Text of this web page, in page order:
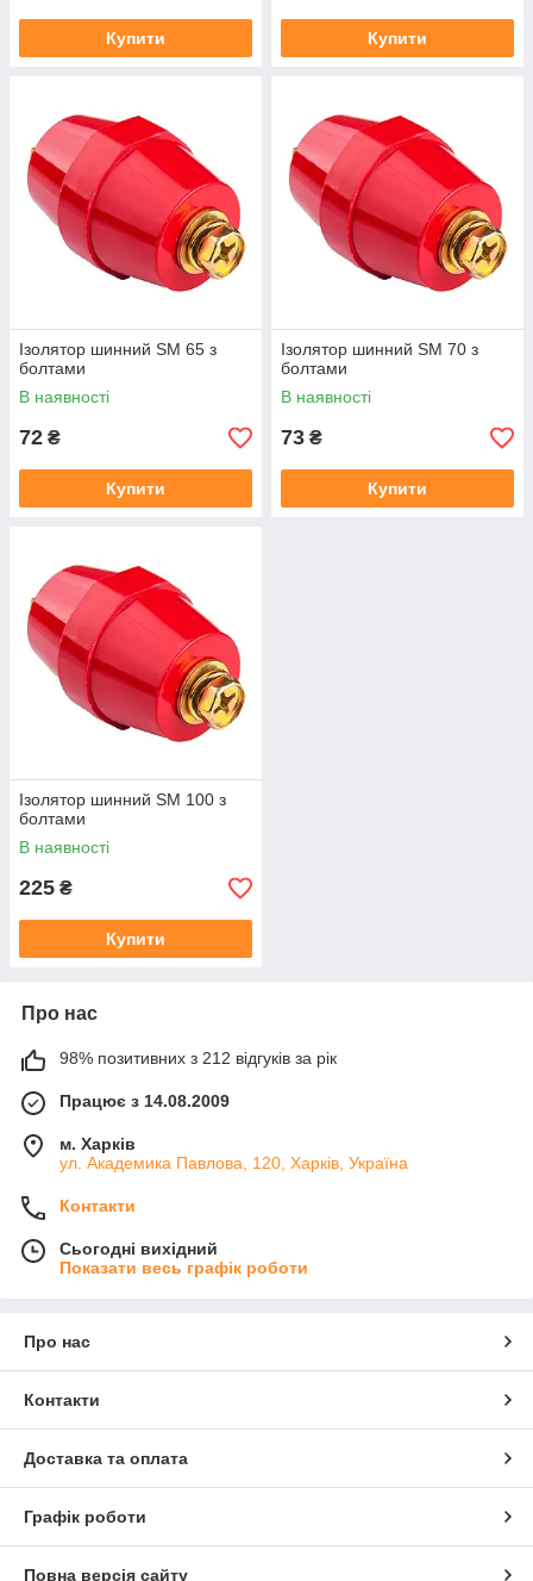
Купити Купити
Ізолятор шинний SM 65 з
болтами
В наявності
72 ₴
Купити
Ізолятор шинний SM 70 з
болтами
В наявності
73 ₴
Купити
Ізолятор шинний SM 100 з
болтами
В наявності
225 ₴
Купити
Про нас
98% позитивних з 212 відгуків за рік
Працює з 14.08.2009
м. Харків
ул. Академика Павлова, 120, Харків, Україна
Контакти
Сьогодні вихідний
Показати весь графік роботи
Про нас
Контакти
Доставка та оплата
Графік роботи
Повна версія сайту